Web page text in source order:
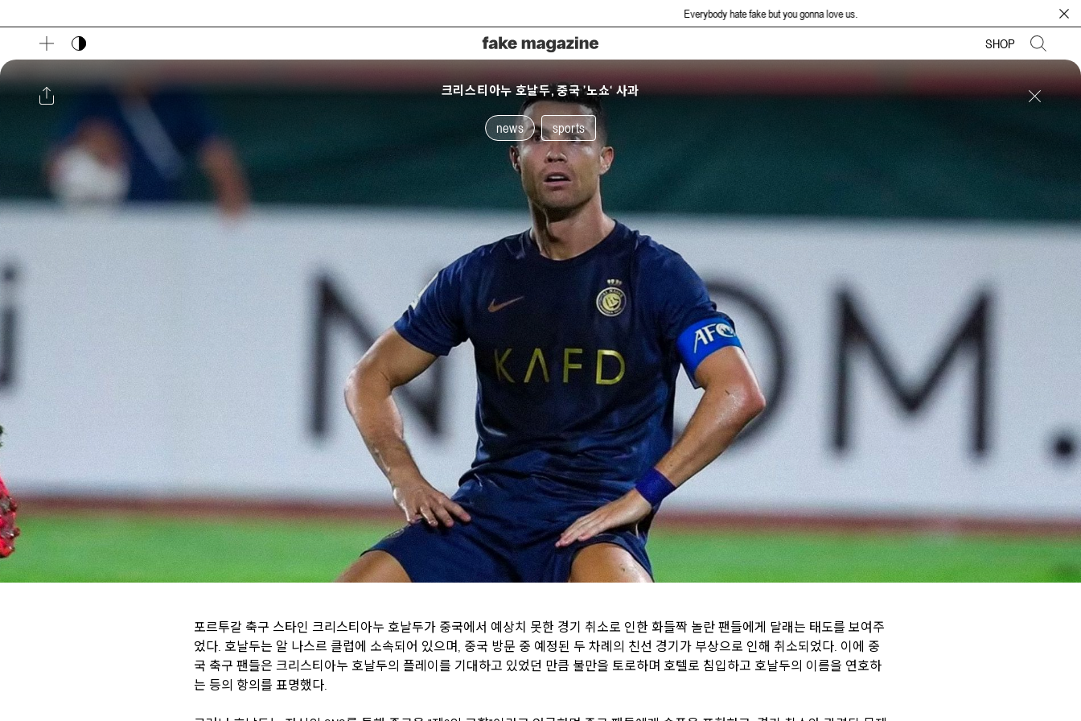
Everybody hate fake but you gonna love us.
다크 모드 토글 SHOP
크리스티아누 호날두, 중국 ’노쇼‘ 사과
news sports
포르투갈 축구 스타인 크리스티아누 호날두가 중국에서 예상치 못한 경기 취소로 인한 화들짝 놀란 팬들에게 달래는 태도를 보여주
었다. 호날두는 알 나스르 클럽에 소속되어 있으며, 중국 방문 중 예정된 두 차례의 친선 경기가 부상으로 인해 취소되었다. 이에 중
국 축구 팬들은 크리스티아누 호날두의 플레이를 기대하고 있었던 만큼 불만을 토로하며 호텔로 침입하고 호날두의 이름을 연호하
는 등의 항의를 표명했다.